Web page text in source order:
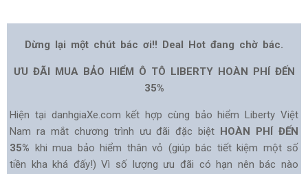
Dừng lại một chút bác ơi!! Deal Hot đang chờ bác.
ƯU ĐÃI MUA BẢO HIỂM Ô TÔ LIBERTY HOÀN PHÍ ĐẾN
35%
Hiện tại danhgiaXe.com kết hợp cùng bảo hiểm Liberty Việt
Nam ra mắt chương trình ưu đãi đặc biệt HOÀN PHÍ ĐẾN
35% khi mua bảo hiểm thân vỏ (giúp bác tiết kiệm một số
tiền kha khá đấy!) Vì số lượng ưu đãi có hạn nên bác nào